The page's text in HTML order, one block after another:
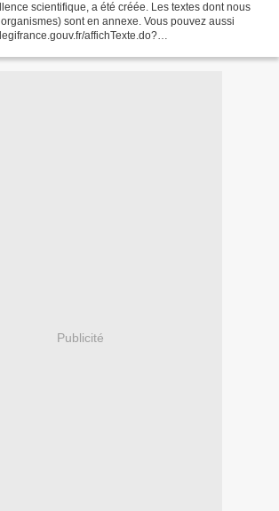
scientifique, a été créée. Les textes dont nous
sont en annexe. Vous pouvez aussi
affichTexte.do?
Publicité